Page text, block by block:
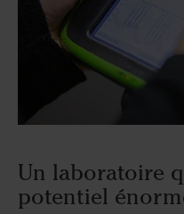
Un laboratoire
potentiel